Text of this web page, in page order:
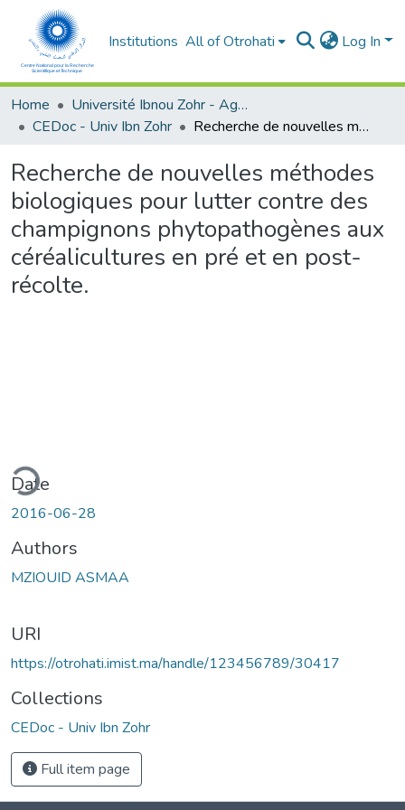
Institutions All of Otrohati Log In
Home
Université Ibnou Zohr - Agadir
CEDoc - Univ Ibn Zohr
Recherche de nouvelles méthodes biologiques pour lutter contre des champignons phytopathogènes aux céréalicultures en pré et en post-récolte.
Recherche de nouvelles méthodes
biologiques pour lutter contre des
champignons phytopathogènes aux
céréalicultures en pré et en post-
récolte.
Date
2016-06-28
Authors
MZIOUID ASMAA
URI
https://otrohati.imist.ma/handle/123456789/30417
Collections
CEDoc - Univ Ibn Zohr
Full item page